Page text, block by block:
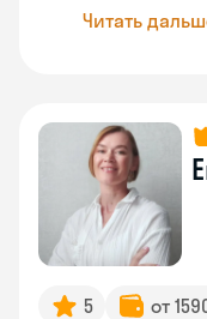
Читать
5 от